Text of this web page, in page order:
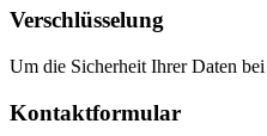
Verschlüsselung
Um die Sicherheit Ihrer Daten
Kontaktformular